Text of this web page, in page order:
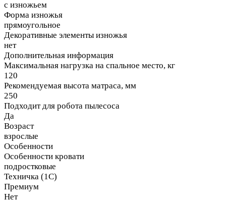
с изножьем
Форма изножья
прямоугольное
Декоративные элементы изножья
нет
Дополнительная информация
Максимальная нагрузка на спальное место, кг
120
Рекомендуемая высота матраса, мм
250
Подходит для робота пылесоса
Да
Возраст
взрослые
Особенности
Особенности кровати
подростковые
Техничка (1С)
Премиум
Нет